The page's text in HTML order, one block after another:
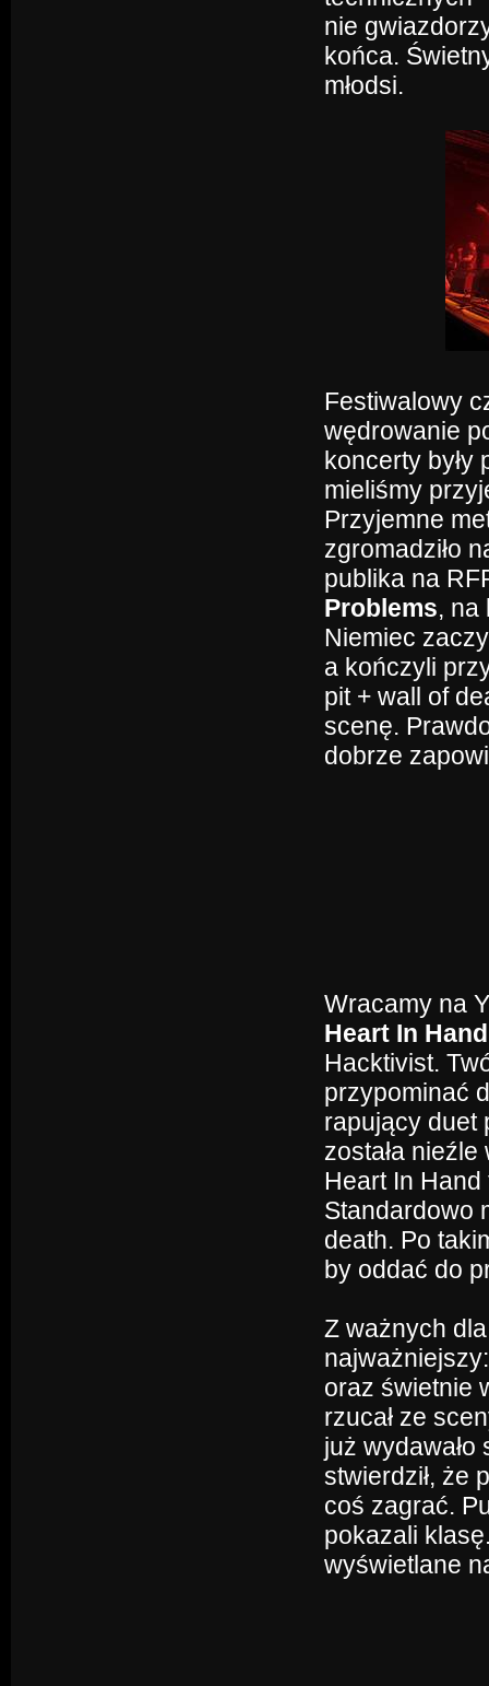
nie
końca.
młodsi.
Festiwalowy
wędrowanie
koncerty były
mieliśmy
Przyjemne
zgromadziło
publika na
Problems, na
Niemiec
a kończyli
pit + wall of
scenę.
dobrze
Wracamy na
Heart In
Hacktivist.
przypominać
rapujący duet
została
Heart In
Standardowo
death. Po
by oddać do
Z ważnych
oraz świetnie
rzucał ze
już
stwierdził, że
coś zagrać.
pokazali
wyświetlane